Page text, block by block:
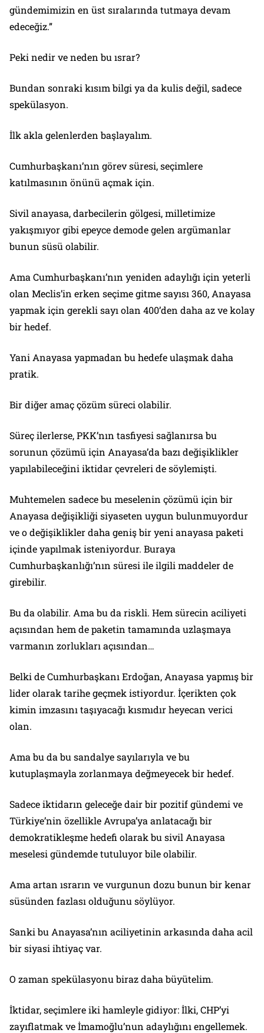
gündemimizin en üst sıralarında tutmaya devam
edeceğiz.”
Peki nedir ve neden bu ısrar?
Bundan sonraki kısım bilgi ya da kulis değil, sadece
spekülasyon.
İlk akla gelenlerden başlayalım.
Cumhurbaşkanı’nın görev süresi, seçimlere
katılmasının önünü açmak için.
Sivil anayasa, darbecilerin gölgesi, milletimize
yakışmıyor gibi epeyce demode gelen argümanlar
bunun süsü olabilir.
Ama Cumhurbaşkanı’nın yeniden adaylığı için yeterli
olan Meclis’in erken seçime gitme sayısı 360, Anayasa
yapmak için gerekli sayı olan 400’den daha az ve kolay
bir hedef.
Yani Anayasa yapmadan bu hedefe ulaşmak daha
pratik.
Bir diğer amaç çözüm süreci olabilir.
Süreç ilerlerse, PKK’nın tasfiyesi sağlanırsa bu
sorunun çözümü için Anayasa’da bazı değişiklikler
yapılabileceğini iktidar çevreleri de söylemişti.
Muhtemelen sadece bu meselenin çözümü için bir
Anayasa değişikliği siyaseten uygun bulunmuyordur
ve o değişiklikler daha geniş bir yeni anayasa paketi
içinde yapılmak isteniyordur. Buraya
Cumhurbaşkanlığı’nın süresi ile ilgili maddeler de
girebilir.
Bu da olabilir. Ama bu da riskli. Hem sürecin aciliyeti
açısından hem de paketin tamamında uzlaşmaya
varmanın zorlukları açısından…
Belki de Cumhurbaşkanı Erdoğan, Anayasa yapmış bir
lider olarak tarihe geçmek istiyordur. İçerikten çok
kimin imzasını taşıyacağı kısmıdır heyecan verici
olan.
Ama bu da bu sandalye sayılarıyla ve bu
kutuplaşmayla zorlanmaya değmeyecek bir hedef.
Sadece iktidarın geleceğe dair bir pozitif gündemi ve
Türkiye’nin özellikle Avrupa’ya anlatacağı bir
demokratikleşme hedefi olarak bu sivil Anayasa
meselesi gündemde tutuluyor bile olabilir.
Ama artan ısrarın ve vurgunun dozu bunun bir kenar
süsünden fazlası olduğunu söylüyor.
Sanki bu Anayasa’nın aciliyetinin arkasında daha acil
bir siyasi ihtiyaç var.
O zaman spekülasyonu biraz daha büyütelim.
İktidar, seçimlere iki hamleyle gidiyor: İlki, CHP’yi
zayıflatmak ve İmamoğlu’nun adaylığını engellemek.